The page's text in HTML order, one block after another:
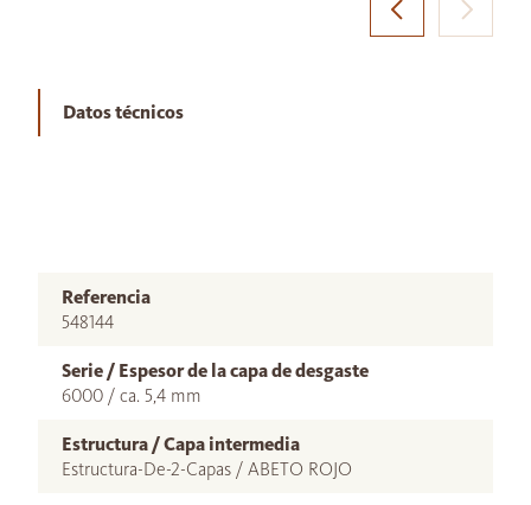
Datos técnicos
Referencia
548144
Serie / Espesor de la capa de desgaste
6000 / ca. 5,4 mm
Estructura / Capa intermedia
Estructura-De-2-Capas / ABETO ROJO